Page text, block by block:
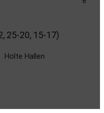
25-20, 15-17)
Holte Hallen